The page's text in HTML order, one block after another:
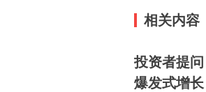
相关内容
投资者提
爆发式增